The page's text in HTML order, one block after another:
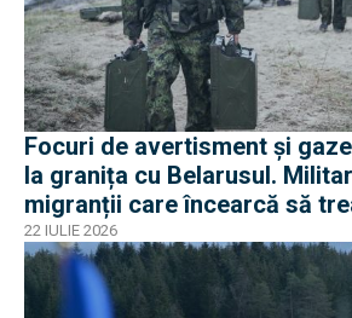
Focuri de avertisment și
la granița cu Belarusul.
migranții care încearcă să
22 IULIE 2026